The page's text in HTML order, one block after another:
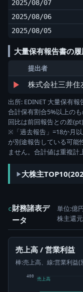
2025/08/07
2025/08/06
2025/08/05
大量保有報告書の
提出者
▶ 株式会社三井住
出所: EDINET 大量保有
合計保有割合5%以上の
回比は前回報告との差(pt)
※「過去報告」=18か月
が別途報告している可能
ません。合計値は重複計
大株主
c財務諸表デ
ータ
単位:億
株主還元
売上高 / 営業利益
棒:売上高、線:営業利益(
400
売上高